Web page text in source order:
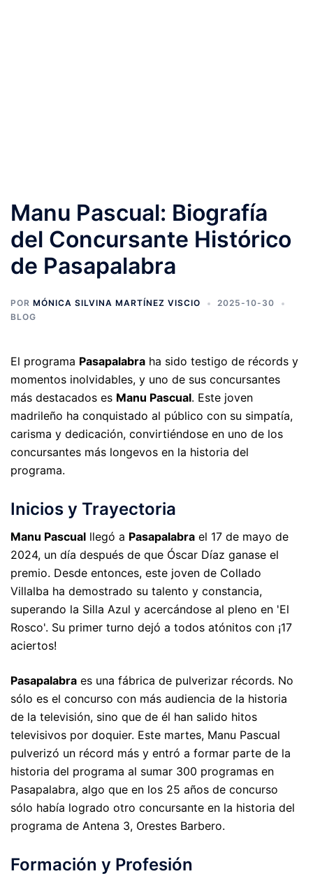
Manu Pascual: Biografía
del Concursante Histórico
de Pasapalabra
POR MÓNICA SILVINA MARTÍNEZ VISCIO
2025-10-30
BLOG
El programa Pasapalabra ha sido testigo de récords y
momentos inolvidables, y uno de sus concursantes
más destacados es Manu Pascual. Este joven
madrileño ha conquistado al público con su simpatía,
carisma y dedicación, convirtiéndose en uno de los
concursantes más longevos en la historia del
programa.
Inicios y Trayectoria
Manu Pascual llegó a Pasapalabra el 17 de mayo de
2024, un día después de que Óscar Díaz ganase el
premio. Desde entonces, este joven de Collado
Villalba ha demostrado su talento y constancia,
superando la Silla Azul y acercándose al pleno en 'El
Rosco'. Su primer turno dejó a todos atónitos con ¡17
aciertos!
Pasapalabra es una fábrica de pulverizar récords. No
sólo es el concurso con más audiencia de la historia
de la televisión, sino que de él han salido hitos
televisivos por doquier. Este martes, Manu Pascual
pulverizó un récord más y entró a formar parte de la
historia del programa al sumar 300 programas en
Pasapalabra, algo que en los 25 años de concurso
sólo había logrado otro concursante en la historia del
programa de Antena 3, Orestes Barbero.
Formación y Profesión